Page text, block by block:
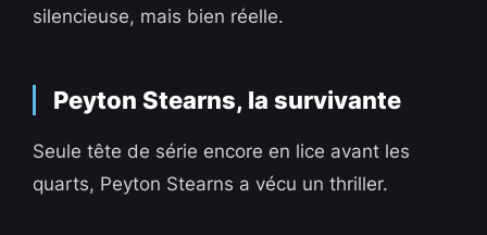
silencieuse, mais bien réelle.
Peyton Stearns, la survivante
Seule tête de série encore en lice avant les
quarts, Peyton Stearns a vécu un thriller.